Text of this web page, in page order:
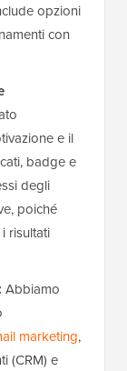
opzioni
con
e il
badge e
degli
poiché
risultati
Abbiamo
marketing,
(CRM) e